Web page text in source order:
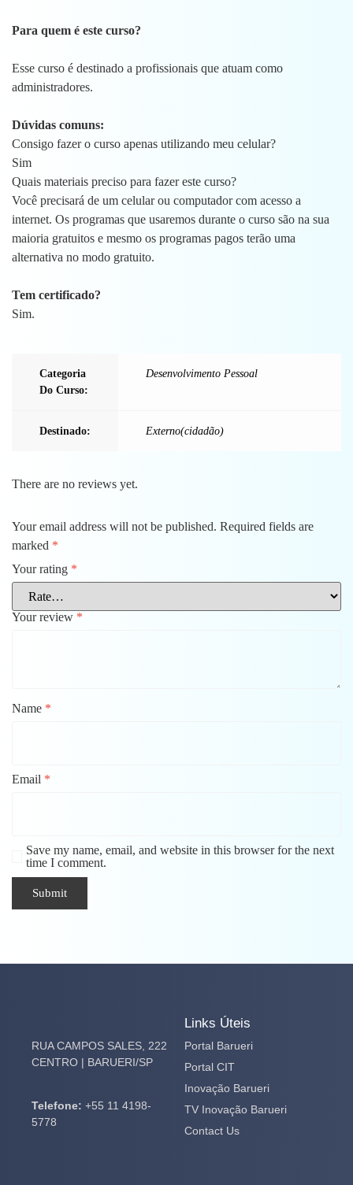
Para quem é este curso?
Esse curso é destinado a profissionais que atuam como
administradores.
Dúvidas comuns:
Consigo fazer o curso apenas utilizando meu celular?
Sim
Quais materiais preciso para fazer este curso?
Você precisará de um celular ou computador com acesso a
internet. Os programas que usaremos durante o curso são na sua
maioria gratuitos e mesmo os programas pagos terão uma
alternativa no modo gratuito.
Tem certificado?
Sim.
Categoria
Do Curso:
Desenvolvimento Pessoal
Destinado: Externo(cidadão)
There are no reviews yet.
Your email address will not be published. Required fields are
marked *
Your rating *
Your review *
Name *
Email *
Save my name, email, and website in this browser for the next
time I comment.
RUA CAMPOS SALES, 222
CENTRO | BARUERI/SP
Telefone: +55 11 4198-
5778
Links Úteis
Portal Barueri
Portal CIT
Inovação Barueri
TV Inovação Barueri
Contact Us